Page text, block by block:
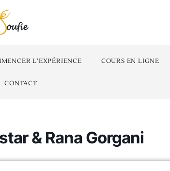
L’EXPÉRIENCE COURS EN LIGNE
CONTACT
& Rana Gorgani